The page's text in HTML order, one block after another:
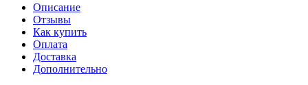
Описание
Отзывы
Как купить
Оплата
Доставка
Дополнительно